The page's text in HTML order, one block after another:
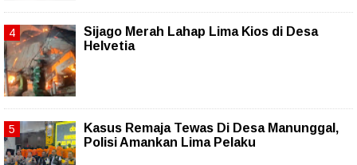
Sijago Merah Lahap Lima Kios di Desa
Helvetia
Kasus Remaja Tewas Di Desa Manunggal,
Polisi Amankan Lima Pelaku